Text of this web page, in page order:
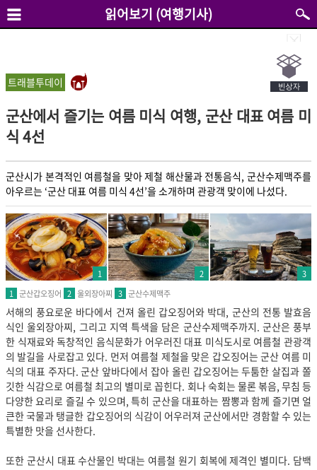
읽어보기 (여행기사)
트래블투데이
군산에서 즐기는 여름 미식 여행, 군산 대표 여름 미
식 4선
군산시가 본격적인 여름철을 맞아 제철 해산물과 전통음식, 군산수제맥주를
1 2
3
1 군산갑오징어 2 울외장아찌 3 군산수제맥주
서해의 풍요로운 바다에서 건져 올린 갑오징어와 박대, 군산의 전통 발효음
식인 울외장아찌, 그리고 지역 특색을 담은 군산수제맥주까지. 군산은 풍부
한 식재료와 독창적인 음식문화가 어우러진 대표 미식도시로 여름철 관광객
의 발길을 사로잡고 있다. 먼저 여름철 제철을 맞은 갑오징어는 군산 여름 미
식의 대표 주자다. 군산 앞바다에서 잡아 올린 갑오징어는 두툼한 살집과 쫄
깃한 식감으로 여름철 최고의 별미로 꼽힌다. 회나 숙회는 물론 볶음, 무침 등
다양한 요리로 즐길 수 있으며, 특히 군산을 대표하는 짬뽕과 함께 즐기면 얼
큰한 국물과 탱글한 갑오징어의 식감이 어우러져 군산에서만 경함할 수 있는
특별한 맛을 선사한다.
또한 군산시 대표 수산물인 박대는 여름철 원기 회복에 제격인 별미다. 담백